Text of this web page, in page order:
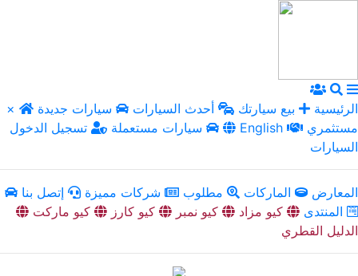
× الرئيسية بيع سيارتك أحدث السيارات
سيارات جديدة
سيارات مستعملة
تسجيل الدخول English
السيارات
المعارض الماركات مطلوب شركات مميزة
إتصل بنا
المنتدى
كيو مزاد كيو نمبر كيو كارز
كيو ماركت
الدليل القطري